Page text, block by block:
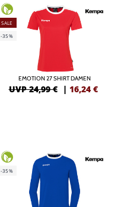
SALE
-35%
EMOTION 27 SHIRT DAMEN
UVP 24,99 € | 16,24 €
-35%